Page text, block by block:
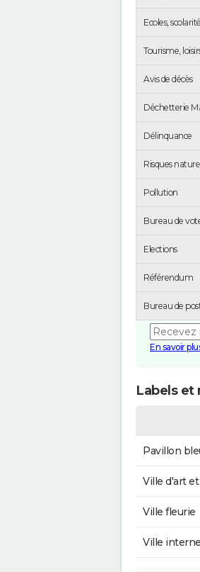
Ecoles, scolarité
Tourisme,
Avis de décès
Déchetterie
Délinquance
Risques
Pollution
Bureau de
Elections
Référendum
Bureau de
En savoir
Labels et
Pavillon
Ville d'art
Ville fleurie
Ville